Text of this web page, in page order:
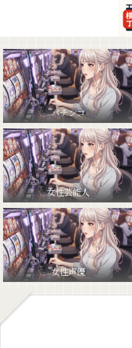
パチンコ
女性芸能人
女性声優